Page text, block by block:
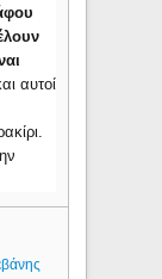
αυτοί